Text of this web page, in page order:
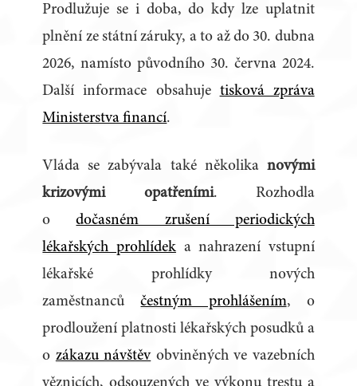
Prodlužuje se i doba, do kdy lze uplatnit
plnění ze státní záruky, a to až do 30. dubna
2026, namísto původního 30. června 2024.
Další informace obsahuje tisková zpráva
Ministerstva financí.
Vláda se zabývala také několika novými
krizovými opatřeními. Rozhodla
odočasném zrušení periodických
lékařských prohlídeka nahrazení vstupní
lékařské prohlídky nových
zaměstnancůčestným prohlášením, o
prodloužení platnosti lékařských posudků a
o zákazu návštěvobviněných ve vazebních